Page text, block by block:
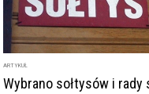
ARTYKUŁ
Wybrano sołtysów i